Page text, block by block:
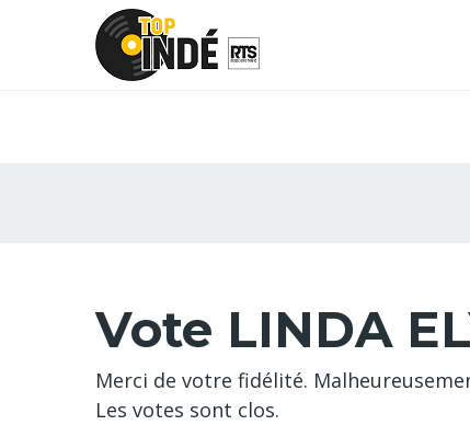
Vote LINDA
Merci de votre fidélité.
Les votes sont clos.